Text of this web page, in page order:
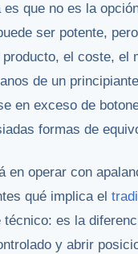
es que no es la
ser potente,
el coste, el
de un
en exceso de
formas de
en operar con
qué implica el
técnico: es la
y abrir